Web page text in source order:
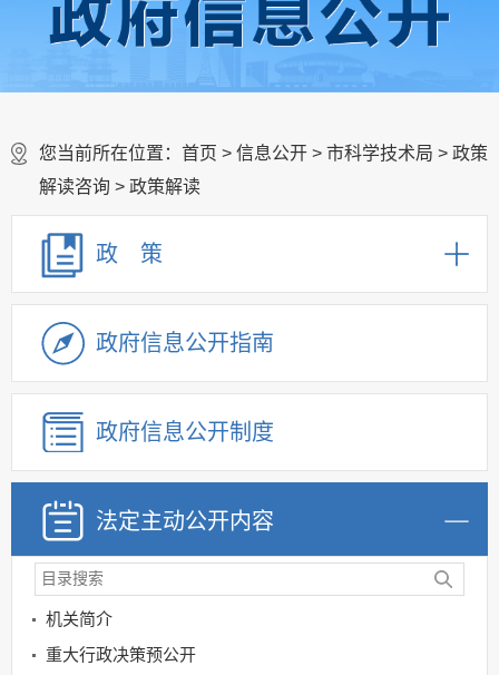
您当前所在位置： 首页 > 信息公开 > 市科学技术局 > 政策
解读咨询 > 政策解读
政 策
政府信息公开指南
政府信息公开制度
法定主动公开内容
机关简介
重大行政决策预公开